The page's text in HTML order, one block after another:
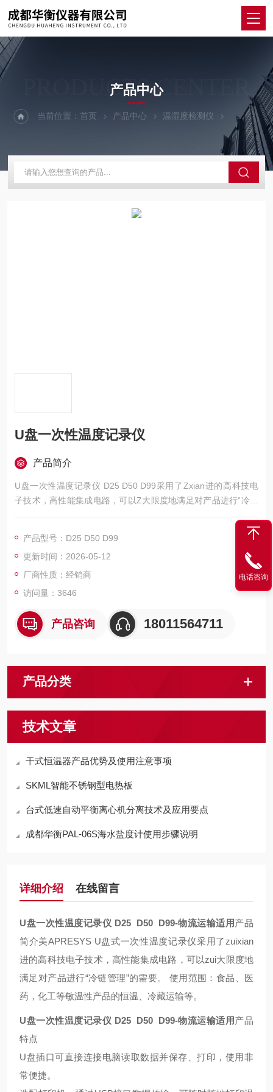
PRODUCTS CENTER
产品中心
当前位置：首页 产品中心 温湿度检测仪 U盘式温
U盘一次性温度记录仪
产品简介
U盘一次性温度记录仪 D25 D50 D99采用了Zxian进的高科技电
子技术，高性能集成电路，可以Z大限度地满足对产品进行“冷链
管理"的需要。 使用范围：食品、医药，化工等敏温性产品的恒
产品型号：D25 D50 D99
更新时间：2026-05-12
厂商性质：经销商
访问量：3646
产品咨询 18011564711
产品分类
技术文章
干式恒温器产品优势及使用注意事项
SKML智能不锈钢型电热板
台式低速自动平衡离心机分离技术及应用要点
成都华衡PAL-06S海水盐度计使用步骤说明
详细介绍 在线留言
U盘一次性温度记录仪 D25 D50 D99-物流运输适用产品
简介美APRESYS U盘式一次性温度记录仪采用了zuixian
进的高科技电子技术，高性能集成电路，可以zui大限度地
满足对产品进行“冷链管理”的需要。 使用范围：食品、医
药，化工等敏温性产品的恒温、冷藏运输等。
U盘一次性温度记录仪 D25 D50 D99-物流运输适用产品
特点
U盘插口可直接连接电脑读取数据并保存、打印，使用非
常便捷。
电话咨询